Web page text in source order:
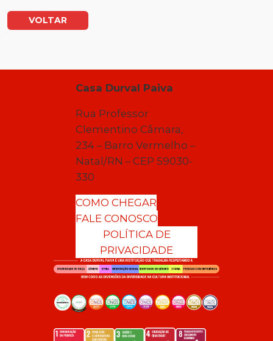
VOLTAR
Casa Durval Paiva
Rua Professor
Clementino Câmara,
234 – Barro Vermelho –
Natal/RN – CEP 59030-
330
COMO CHEGAR
FALE CONOSCO
POLÍTICA DE
PRIVACIDADE